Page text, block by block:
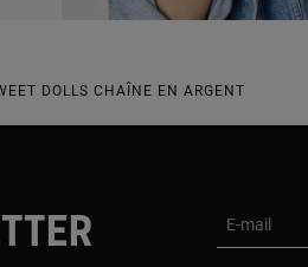
DOLLS CHAÎNE EN ARGENT
E-mail